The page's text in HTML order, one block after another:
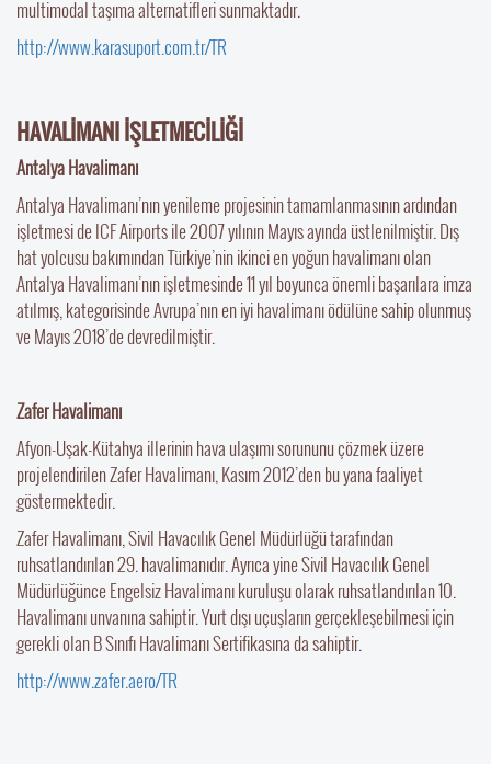
multimodal taşıma alternatifleri sunmaktadır.
http://www.karasuport.com.tr/TR
HAVALİMANI İŞLETMECİLİĞİ
Antalya Havalimanı
Antalya Havalimanı’nın yenileme projesinin tamamlanmasının ardından
işletmesi de ICF Airports ile 2007 yılının Mayıs ayında üstlenilmiştir. Dış
hat yolcusu bakımından Türkiye’nin ikinci en yoğun havalimanı olan
Antalya Havalimanı’nın işletmesinde 11 yıl boyunca önemli başarılara imza
atılmış, kategorisinde Avrupa’nın en iyi havalimanı ödülüne sahip olunmuş
ve Mayıs 2018’de devredilmiştir.
Zafer Havalimanı
Afyon-Uşak-Kütahya illerinin hava ulaşımı sorununu çözmek üzere
projelendirilen Zafer Havalimanı, Kasım 2012’den bu yana faaliyet
göstermektedir.
Zafer Havalimanı, Sivil Havacılık Genel Müdürlüğü tarafından
ruhsatlandırılan 29. havalimanıdır. Ayrıca yine Sivil Havacılık Genel
Müdürlüğünce Engelsiz Havalimanı kuruluşu olarak ruhsatlandırılan 10.
Havalimanı unvanına sahiptir. Yurt dışı uçuşların gerçekleşebilmesi için
gerekli olan B Sınıfı Havalimanı Sertifikasına da sahiptir.
http://www.zafer.aero/TR